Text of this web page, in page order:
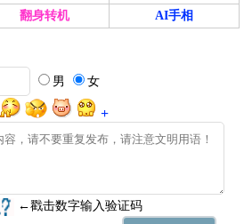
翻身转机 AI手相